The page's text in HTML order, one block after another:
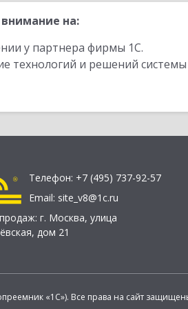
на:
у партнера фирмы 1С.
технологий и решений
Телефон: +7 (495) 737-92-57
Email: site_v8@1c.ru
г. Москва, улица
дом 21
«1С»). Все права на сайт